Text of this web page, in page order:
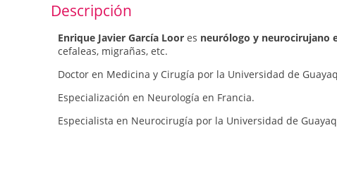
Descripción
Enrique Javier García Loor es neurólogo y neurocirujano
cefaleas, migrañas, etc.
Doctor en Medicina y Cirugía por la Universidad de
Especialización en Neurología en Francia.
Especialista en Neurocirugía por la Universidad de